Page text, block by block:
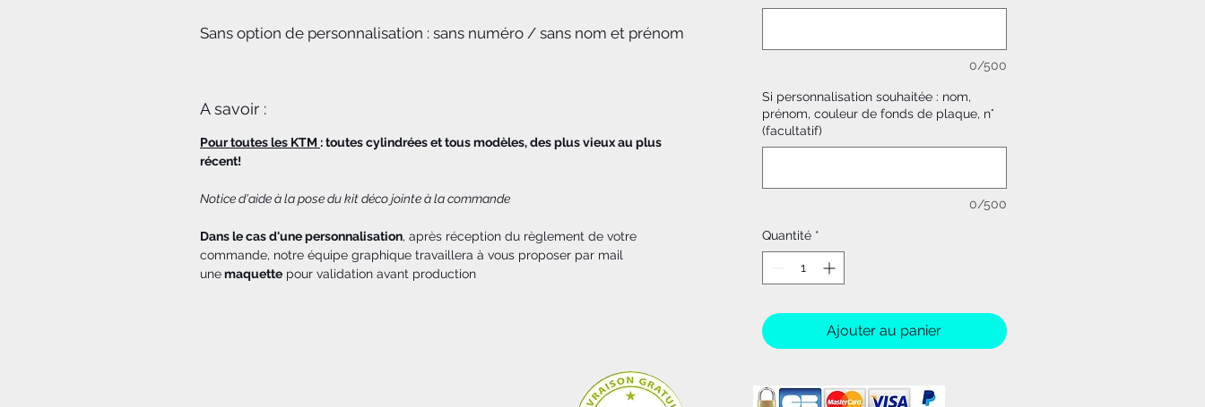
Sans option de personnalisation : sans numéro / sans nom et prénom
A savoir :
Pour toutes les KTM : toutes cylindrées et tous modèles, des plus vieux au plus
récent!
Notice d'aide à la pose du kit déco jointe à la commande
Dans le cas d'une personnalisation, après réception du règlement de votre
commande, notre équipe graphique travaillera à vous proposer par mail
unemaquette pour validation avant production
0/500
Si personnalisation souhaitée : nom,
prénom, couleur de fonds de plaque, n°
(facultatif)
0/500
Quantité *
Ajouter au panier